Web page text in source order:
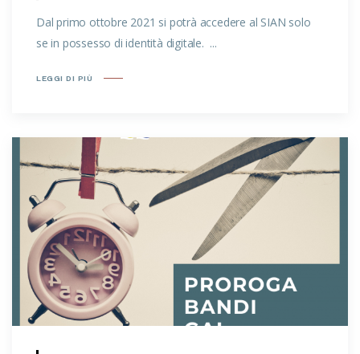
Dal primo ottobre 2021 si potrà accedere al SIAN solo
se in possesso di identità digitale. ...
LEGGI DI PIÙ